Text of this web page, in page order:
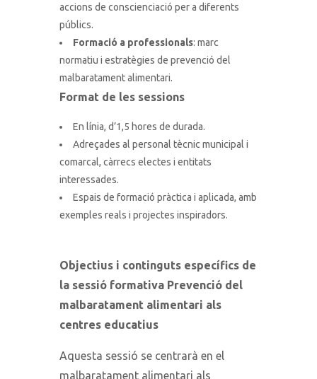
accions de conscienciació per a diferents
públics.
Formació a professionals: marc
normatiu i estratègies de prevenció del
malbaratament alimentari.
Format de les sessions
En línia, d’1,5 hores de durada.
Adreçades al personal tècnic municipal i
comarcal, càrrecs electes i entitats
interessades.
Espais de formació pràctica i aplicada, amb
exemples reals i projectes inspiradors.
Objectius i continguts específics de
la sessió formativa Prevenció del
malbaratament alimentari als
centres educatius
Aquesta sessió se centrarà en el
malbaratament alimentari als